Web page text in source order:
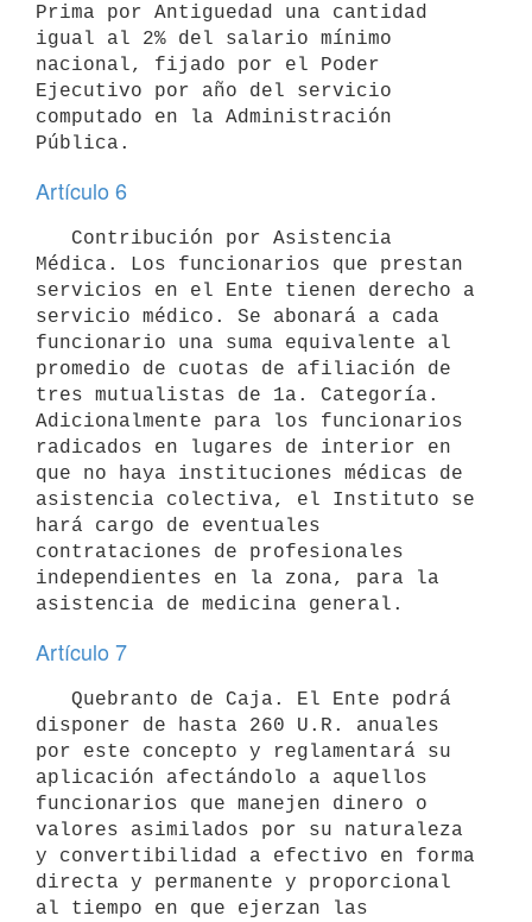
Prima por Antiguedad una cantidad
igual al 2% del salario mínimo
nacional, fijado por el Poder
Ejecutivo por año del servicio
computado en la Administración
Pública.
Artículo 6
Médica. Los funcionarios que prestan
servicios en el Ente tienen derecho a
servicio médico. Se abonará a cada
funcionario una suma equivalente al
promedio de cuotas de afiliación de
tres mutualistas de 1a. Categoría.
Adicionalmente para los funcionarios
radicados en lugares de interior en
que no haya instituciones médicas de
asistencia colectiva, el Instituto se
hará cargo de eventuales
contrataciones de profesionales
independientes en la zona, para la
asistencia de medicina general.
Artículo 7
disponer de hasta 260 U.R. anuales
por este concepto y reglamentará su
aplicación afectándolo a aquellos
funcionarios que manejen dinero o
valores asimilados por su naturaleza
y convertibilidad a efectivo en forma
directa y permanente y proporcional
al tiempo en que ejerzan las